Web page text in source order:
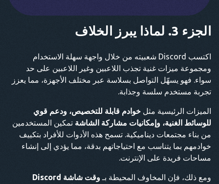
الجزء 3. لماذا يبرز الخلاف
اكتسب Discord شعبيته من خلال واجهة سهلة الاستخدام
ومجموعة ميزات غنية تجذب اللاعبين وغير اللاعبين على حد
سواء. فهو يسهّل التواصل بسلاسة عبر مختلف الأجهزة، مما يعزز
تجربة مستخدم سلسة وجذابة.
الميزات الرئيسية مثل خوادم قابلة للتخصيص، ودعم قوي
للوسائط الغنية، وإمكانيات مشاركة الشاشة تمكين المستخدمين
من بناء مجتمعات ديناميكية. تسمح هذه الأدوات للأفراد بتكييف
خوادمهم بما يتناسب مع احتياجاتهم بدقة، مما يؤدي إلى إنشاء
مساحات فريدة على الإنترنت.
ومع ذلك، فإن المخاوف المحيطة بـ وقت شاشة Discord